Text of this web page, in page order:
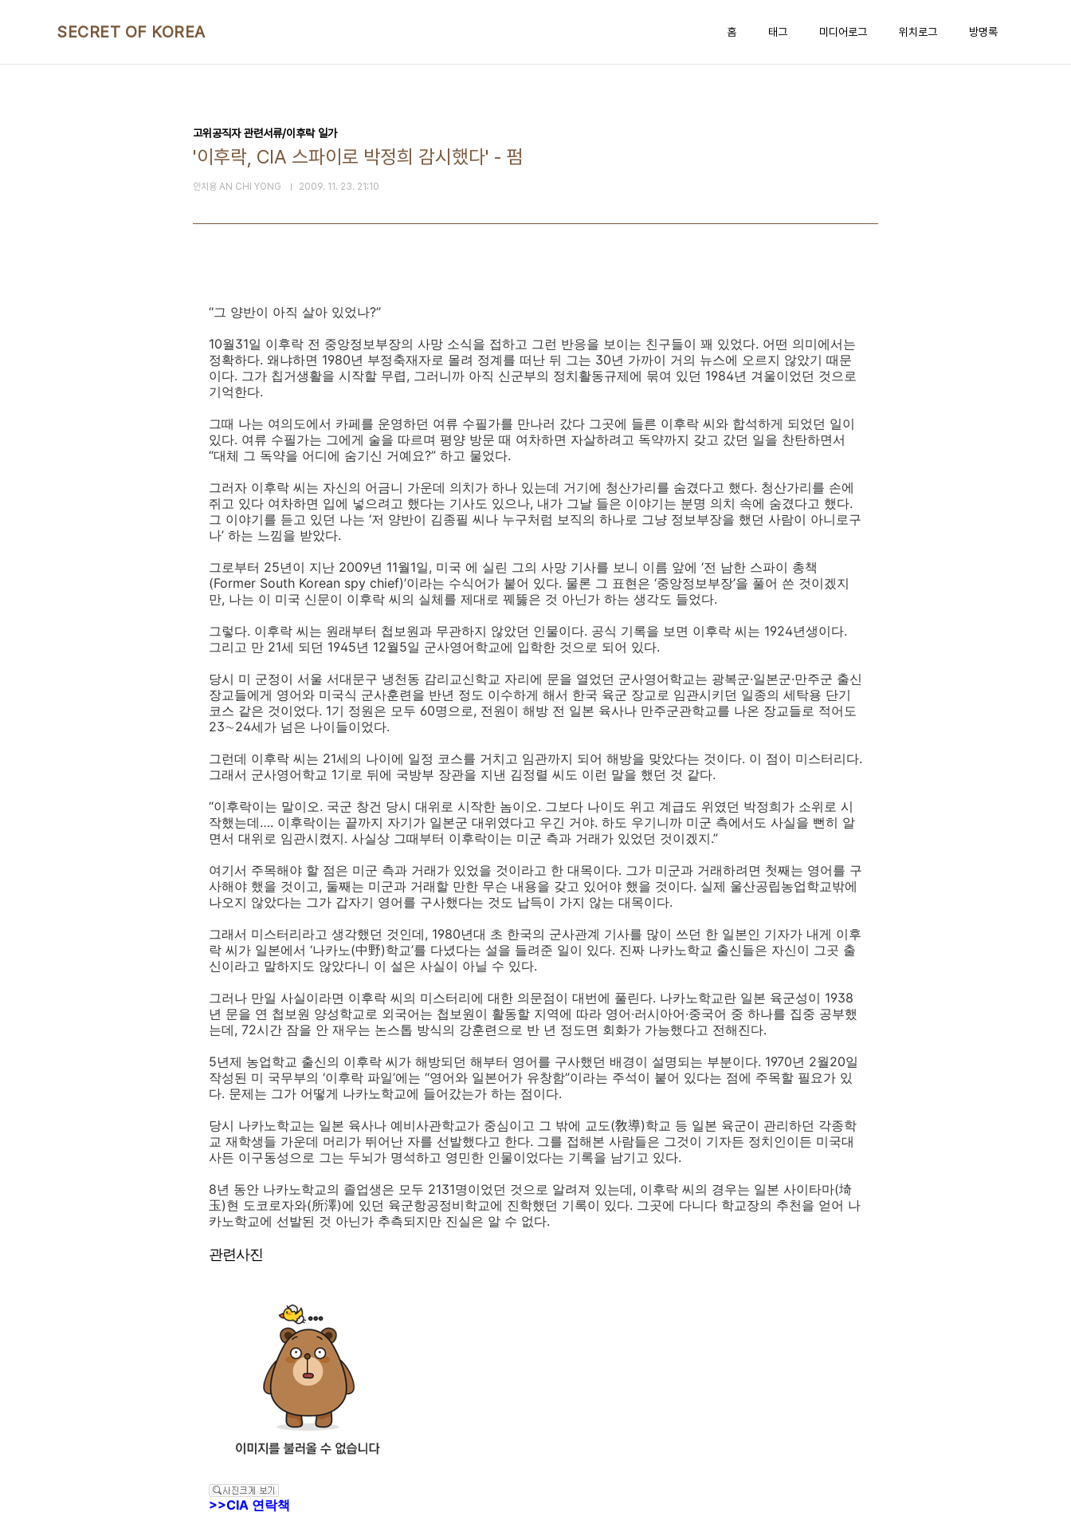
SECRET OF KOREA 홈 태그 미디어로그 위치로그 방명록
고위공직자 관련서류/이후락 일가
'이후락, CIA 스파이로 박정희 감시했다' - 펌
안치용 AN CHI YONG 2009. 11. 23. 21:10
“그 양반이 아직 살아 있었나?”
10월31일 이후락 전 중앙정보부장의 사망 소식을 접하고 그런 반응을 보이는 친구들이 꽤 있었다. 어떤 의미에서는
정확하다. 왜냐하면 1980년 부정축재자로 몰려 정계를 떠난 뒤 그는 30년 가까이 거의 뉴스에 오르지 않았기 때문
이다. 그가 칩거생활을 시작할 무렵, 그러니까 아직 신군부의 정치활동규제에 묶여 있던 1984년 겨울이었던 것으로
기억한다.
그때 나는 여의도에서 카페를 운영하던 여류 수필가를 만나러 갔다 그곳에 들른 이후락 씨와 합석하게 되었던 일이
있다. 여류 수필가는 그에게 술을 따르며 평양 방문 때 여차하면 자살하려고 독약까지 갖고 갔던 일을 찬탄하면서
“대체 그 독약을 어디에 숨기신 거예요?” 하고 물었다.
그러자 이후락 씨는 자신의 어금니 가운데 의치가 하나 있는데 거기에 청산가리를 숨겼다고 했다. 청산가리를 손에
쥐고 있다 여차하면 입에 넣으려고 했다는 기사도 있으나, 내가 그날 들은 이야기는 분명 의치 속에 숨겼다고 했다.
그 이야기를 듣고 있던 나는 ‘저 양반이 김종필 씨나 누구처럼 보직의 하나로 그냥 정보부장을 했던 사람이 아니로구
나’ 하는 느낌을 받았다.
그로부터 25년이 지난 2009년 11월1일, 미국 에 실린 그의 사망 기사를 보니 이름 앞에 ‘전 남한 스파이 총책
(Former South Korean spy chief)’이라는 수식어가 붙어 있다. 물론 그 표현은 ‘중앙정보부장’을 풀어 쓴 것이겠지
만, 나는 이 미국 신문이 이후락 씨의 실체를 제대로 꿰뚫은 것 아닌가 하는 생각도 들었다.
그렇다. 이후락 씨는 원래부터 첩보원과 무관하지 않았던 인물이다. 공식 기록을 보면 이후락 씨는 1924년생이다.
그리고 만 21세 되던 1945년 12월5일 군사영어학교에 입학한 것으로 되어 있다.
당시 미 군정이 서울 서대문구 냉천동 감리교신학교 자리에 문을 열었던 군사영어학교는 광복군·일본군·만주군 출신
장교들에게 영어와 미국식 군사훈련을 반년 정도 이수하게 해서 한국 육군 장교로 임관시키던 일종의 세탁용 단기
코스 같은 것이었다. 1기 정원은 모두 60명으로, 전원이 해방 전 일본 육사나 만주군관학교를 나온 장교들로 적어도
23∼24세가 넘은 나이들이었다.
그런데 이후락 씨는 21세의 나이에 일정 코스를 거치고 임관까지 되어 해방을 맞았다는 것이다. 이 점이 미스터리다.
그래서 군사영어학교 1기로 뒤에 국방부 장관을 지낸 김정렬 씨도 이런 말을 했던 것 같다.
“이후락이는 말이오. 국군 창건 당시 대위로 시작한 놈이오. 그보다 나이도 위고 계급도 위였던 박정희가 소위로 시
작했는데…. 이후락이는 끝까지 자기가 일본군 대위였다고 우긴 거야. 하도 우기니까 미군 측에서도 사실을 뻔히 알
면서 대위로 임관시켰지. 사실상 그때부터 이후락이는 미군 측과 거래가 있었던 것이겠지.”
여기서 주목해야 할 점은 미군 측과 거래가 있었을 것이라고 한 대목이다. 그가 미군과 거래하려면 첫째는 영어를 구
사해야 했을 것이고, 둘째는 미군과 거래할 만한 무슨 내용을 갖고 있어야 했을 것이다. 실제 울산공립농업학교밖에
나오지 않았다는 그가 갑자기 영어를 구사했다는 것도 납득이 가지 않는 대목이다.
그래서 미스터리라고 생각했던 것인데, 1980년대 초 한국의 군사관계 기사를 많이 쓰던 한 일본인 기자가 내게 이후
락 씨가 일본에서 ‘나카노(中野)학교’를 다녔다는 설을 들려준 일이 있다. 진짜 나카노학교 출신들은 자신이 그곳 출
신이라고 말하지도 않았다니 이 설은 사실이 아닐 수 있다.
그러나 만일 사실이라면 이후락 씨의 미스터리에 대한 의문점이 대번에 풀린다. 나카노학교란 일본 육군성이 1938
년 문을 연 첩보원 양성학교로 외국어는 첩보원이 활동할 지역에 따라 영어·러시아어·중국어 중 하나를 집중 공부했
는데, 72시간 잠을 안 재우는 논스톱 방식의 강훈련으로 반 년 정도면 회화가 가능했다고 전해진다.
5년제 농업학교 출신의 이후락 씨가 해방되던 해부터 영어를 구사했던 배경이 설명되는 부분이다. 1970년 2월20일
작성된 미 국무부의 ‘이후락 파일’에는 “영어와 일본어가 유창함”이라는 주석이 붙어 있다는 점에 주목할 필요가 있
다. 문제는 그가 어떻게 나카노학교에 들어갔는가 하는 점이다.
당시 나카노학교는 일본 육사나 예비사관학교가 중심이고 그 밖에 교도(敎導)학교 등 일본 육군이 관리하던 각종학
교 재학생들 가운데 머리가 뛰어난 자를 선발했다고 한다. 그를 접해본 사람들은 그것이 기자든 정치인이든 미국대
사든 이구동성으로 그는 두뇌가 명석하고 영민한 인물이었다는 기록을 남기고 있다.
8년 동안 나카노학교의 졸업생은 모두 2131명이었던 것으로 알려져 있는데, 이후락 씨의 경우는 일본 사이타마(埼
玉)현 도코로자와(所澤)에 있던 육군항공정비학교에 진학했던 기록이 있다. 그곳에 다니다 학교장의 추천을 얻어 나
카노학교에 선발된 것 아닌가 추측되지만 진실은 알 수 없다.
관련사진
>>CIA 연락책